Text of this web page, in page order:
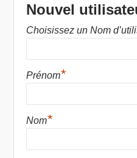
Nouvel
Choisissez un Nom
Prénom*
Nom*